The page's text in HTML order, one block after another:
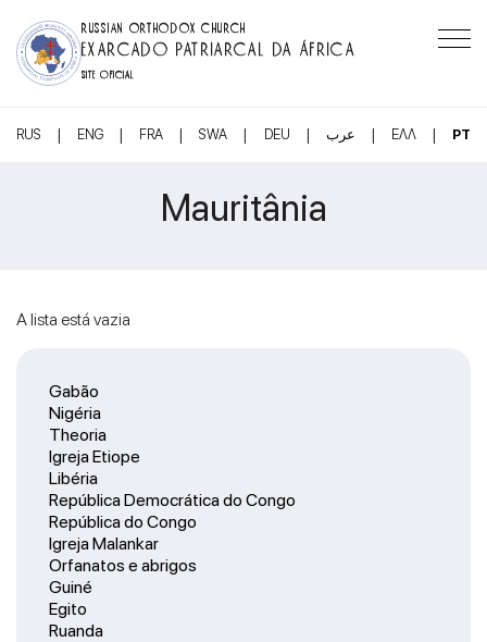
RUSSIAN ORTHODOX CHURCH
EXARCADO PATRIARCAL DA ÁFRICA
SITE OFICIAL
RUS | ENG | FRA | SWA | DEU | عرب | ΕΛΛ | PT
Mauritânia
Gabão
Nigéria
Theoria
Igreja Etiope
Libéria
República Democrática do Congo
República do Congo
Igreja Malankar
Orfanatos e abrigos
Guiné
Egito
Ruanda
A lista está vazia